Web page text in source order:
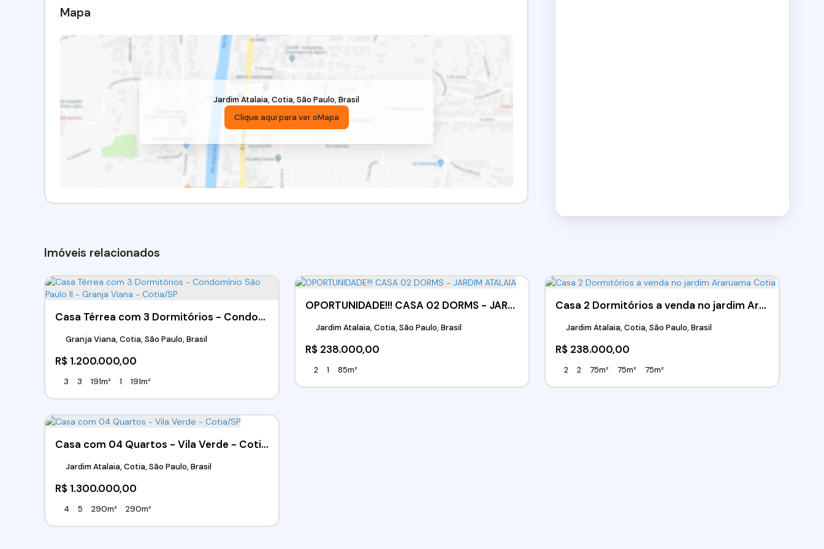
Mapa
Jardim Atalaia, Cotia, São Paulo, Brasil
Clique aqui para ver oMapa
Imóveis relacionados
Casa Térrea com 3 Dormitórios - Condomínio São Paulo II - Granja Viana - Cotia/SP
R$ 1.200.000,00
Granja Viana, Cotia, São Paulo, Brasil
3 3 191m² 1 191m²
OPORTUNIDADE!!! CASA 02 DORMS - JARDIM ATALAIA
R$ 238.000,00
Jardim Atalaia, Cotia, São Paulo, Brasil
2 1 85m²
Casa 2 Dormitórios a venda no jardim Araruama Cotia
R$ 238.000,00
Jardim Atalaia, Cotia, São Paulo, Brasil
2 2 75m² 75m² 75m²
Casa com 04 Quartos - Vila Verde - Cotia/SP
R$ 1.300.000,00
Jardim Atalaia, Cotia, São Paulo, Brasil
4 5 290m² 290m²